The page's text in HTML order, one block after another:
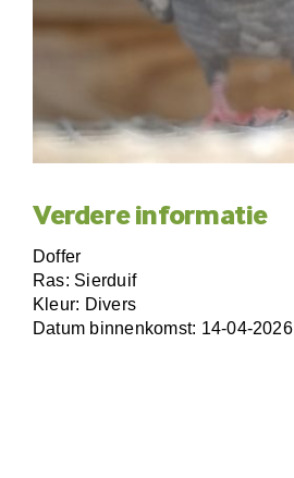
Verdere informatie
Doffer
Ras: Sierduif
Kleur: Divers
Datum binnenkomst: 14-04-2026